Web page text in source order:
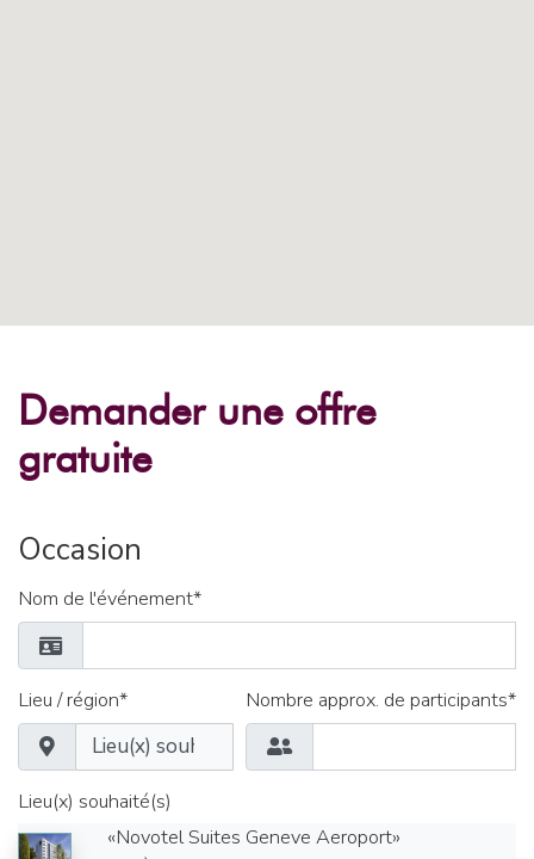
Demander une offre
gratuite
Occasion
Nom de l'événement*
Lieu / région* Nombre approx. de participants*
Lieu(x) souhaité(s)
«Novotel Suites Geneve Aeroport»